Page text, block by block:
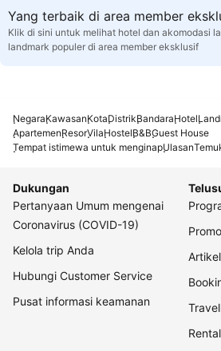
Yang terbaik di area member
Klik di sini untuk melihat hotel dan akomodasi
landmark populer di area member eksklusif
NegaraKawasanKotaDistrikBandaraHotel
ApartemenResorVilaHostelB&BGuest House
Tempat istimewa untuk menginapUlasan
Dukungan
Pertanyaan Umum mengenai
Coronavirus (COVID-19)
Kelola trip Anda
Hubungi Customer Service
Pusat informasi keamanan